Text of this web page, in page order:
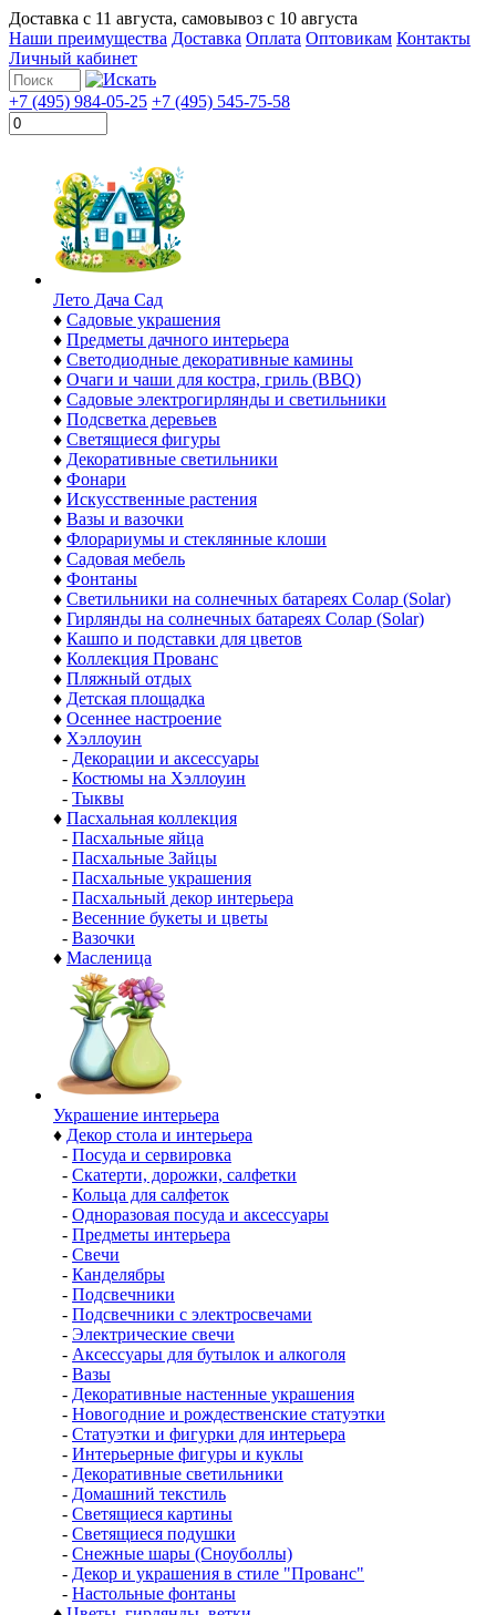
Доставка с 11 августа, самовывоз с 10 августа
Наши преимущества Доставка Оплата Оптовикам Контакты
Личный кабинет
+7 (495) 984-05-25 +7 (495) 545-75-58
Лето Дача Сад
♦ Садовые украшения
♦ Предметы дачного интерьера
♦ Светодиодные декоративные камины
♦ Очаги и чаши для костра, гриль (BBQ)
♦ Садовые электрогирлянды и светильники
♦ Подсветка деревьев
♦ Светящиеся фигуры
♦ Декоративные светильники
♦ Фонари
♦ Искусственные растения
♦ Вазы и вазочки
♦ Флорариумы и стеклянные клоши
♦ Садовая мебель
♦ Фонтаны
♦ Светильники на солнечных батареях Солар (Solar)
♦ Гирлянды на солнечных батареях Солар (Solar)
♦ Кашпо и подставки для цветов
♦ Коллекция Прованс
♦ Пляжный отдых
♦ Детская площадка
♦ Осеннее настроение
♦ Хэллоуин
- Декорации и аксессуары
- Костюмы на Хэллоуин
- Тыквы
♦ Пасхальная коллекция
- Пасхальные яйца
- Пасхальные Зайцы
- Пасхальные украшения
- Пасхальный декор интерьера
- Весенние букеты и цветы
- Вазочки
♦ Масленица
Украшение интерьера
♦ Декор стола и интерьера
- Посуда и сервировка
- Скатерти, дорожки, салфетки
- Кольца для салфеток
- Одноразовая посуда и аксессуары
- Предметы интерьера
- Свечи
- Канделябры
- Подсвечники
- Подсвечники с электросвечами
- Электрические свечи
- Аксессуары для бутылок и алкоголя
- Вазы
- Декоративные настенные украшения
- Новогодние и рождественские статуэтки
- Статуэтки и фигурки для интерьера
- Интерьерные фигуры и куклы
- Декоративные светильники
- Домашний текстиль
- Светящиеся картины
- Светящиеся подушки
- Снежные шары (Сноуболлы)
- Декор и украшения в стиле "Прованс"
- Настольные фонтаны